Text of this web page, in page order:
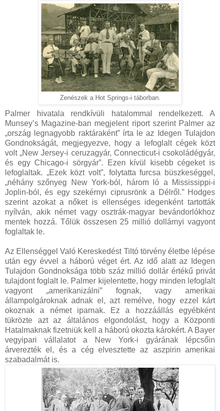
Zenészek a Hot Springs-i táborban.
Palmer hivatala rendkívüli hatalommal rendelkezett. A
Munsey’s Magazine-ban megjelent riport szerint Palmer az
„ország legnagyobb raktáraként” írta le az Idegen Tulajdon
Gondnokságát, megjegyezve, hogy a lefoglalt cégek közt
volt „New Jersey-i ceruzagyár, Connecticut-i csokoládégyár,
és egy Chicago-i sörgyár”. Ezen kívül kisebb cégeket is
lefoglaltak. „Ezek közt volt”, folytatta furcsa büszkeséggel,
„néhány szőnyeg New York-ból, három ló a Mississippi-i
Joplin-ból, és egy szekérnyi ciprusrönk a Délről.” Hodges
szerint azokat a nőket is ellenséges idegenként tartották
nyílván, akik német vagy osztrák-magyar bevándorlókhoz
mentek hozzá. Tőlük összesen 25 millió dollárnyi vagyont
foglaltak le.
Az Ellenséggel Való Kereskedést Tiltó törvény életbe lépése
után egy évvel a háború véget ért. Az idő alatt az Idegen
Tulajdon Gondnoksága több száz millió dollár értékű privát
tulajdont foglalt le. Palmer kijelentette, hogy minden lefoglalt
vagyont „amerikanizálni” fognak, vagy amerikai
állampolgároknak adnak el, azt remélve, hogy ezzel kárt
okoznak a német iparnak. Ez a hozzáállás egyébként
tükrözte azt az általános elgondolást, hogy a Központi
Hatalmaknak fizetniük kell a háború okozta károkért. A Bayer
vegyipari vállalatot a New York-i gyárának lépcsőin
árverezték el, és a cég elvesztette az aszpirin amerikai
szabadalmát is.